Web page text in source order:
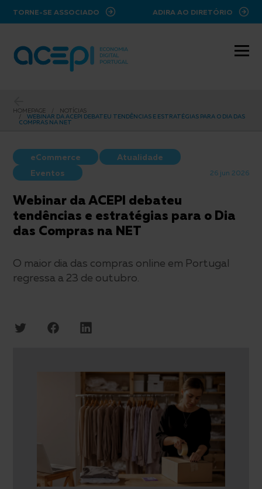
TORNE-SE ASSOCIADO ADIRA AO DIRETÓRIO
HOMEPAGE
NOTÍCIAS
WEBINAR DA ACEPI DEBATEU TENDÊNCIAS E ESTRATÉGIAS PARA O DIA DAS
COMPRAS NA NET
eCommerce
Atualidade
Eventos
26 jun 2026
Webinar da ACEPI debateu
tendências e estratégias para o Dia
das Compras na NET
O maior dia das compras online em Portugal
regressa a 23 de outubro.